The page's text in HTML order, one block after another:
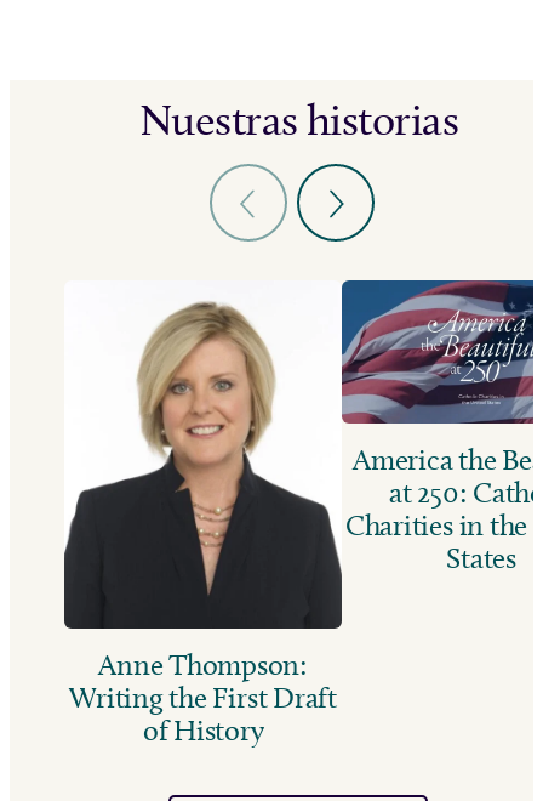
Nuestras historias
Anne Thompson:
Writing the First Draft
of History
America the
at 250:
Charities in the
States